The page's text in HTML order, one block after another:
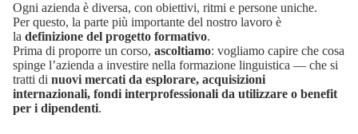
Ogni azienda è diversa, con obiettivi, ritmi e persone uniche.
Per questo, la parte più importante del nostro lavoro è
la definizione del progetto formativo.
Prima di proporre un corso, ascoltiamo: vogliamo capire che cosa
spinge l’azienda a investire nella formazione linguistica — che si
tratti di nuovi mercati da esplorare, acquisizioni
internazionali, fondi interprofessionali da utilizzare o benefit
per i dipendenti.